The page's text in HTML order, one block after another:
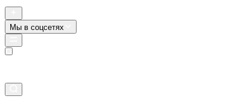
Мы в соцсетях